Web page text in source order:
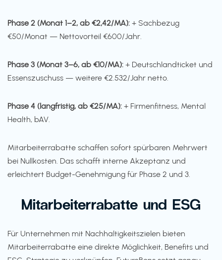
Phase 2 (Monat 1–2, ab €2,42/MA): + Sachbezug
€50/Monat — Nettovorteil €600/Jahr.
Phase 3 (Monat 3–6, ab €10/MA): + Deutschlandticket und
Essenszuschuss — weitere €2.532/Jahr netto.
Phase 4 (langfristig, ab €25/MA): + Firmenfitness, Mental
Health, bAV.
Mitarbeiterrabatte schaffen sofort spürbaren Mehrwert
bei Nullkosten. Das schafft interne Akzeptanz und
erleichtert Budget-Genehmigung für Phase 2 und 3.
Mitarbeiterrabatte und ESG
Für Unternehmen mit Nachhaltigkeitszielen bieten
Mitarbeiterrabatte eine direkte Möglichkeit, Benefits und